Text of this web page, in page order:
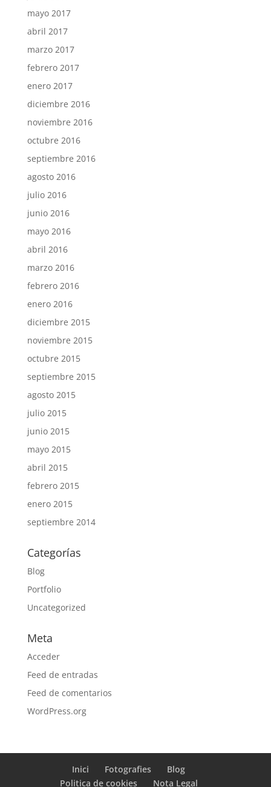
mayo 2017
abril 2017
marzo 2017
febrero 2017
enero 2017
diciembre 2016
noviembre 2016
octubre 2016
septiembre 2016
agosto 2016
julio 2016
junio 2016
mayo 2016
abril 2016
marzo 2016
febrero 2016
enero 2016
diciembre 2015
noviembre 2015
octubre 2015
septiembre 2015
agosto 2015
julio 2015
junio 2015
mayo 2015
abril 2015
febrero 2015
enero 2015
septiembre 2014
Categorías
Blog
Portfolio
Uncategorized
Meta
Acceder
Feed de entradas
Feed de comentarios
WordPress.org
Inici Fotografies
Blog
Politica de cookies
Nota Legal